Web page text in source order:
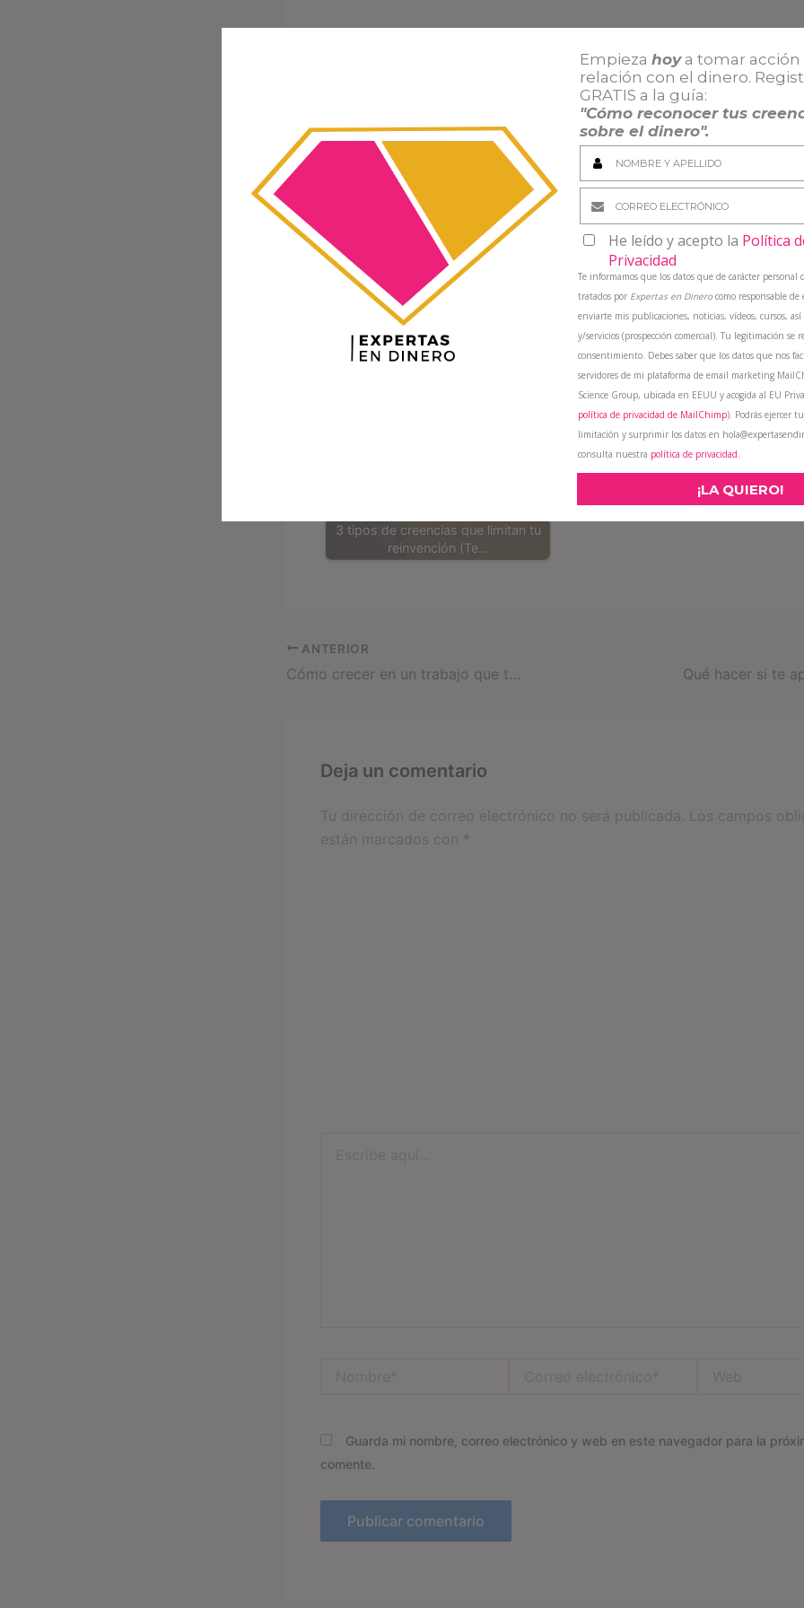
Cómo salir de la zona de confort en
el trabajo
¿Querés salir de tu zona de confort
laboral?: Te…
3 tipos de creencias que limitan tu
reinvención (Te…
ANTERIOR
Cómo crecer en un trabajo que te apasiona
Deja un comentario
Tu dirección de correo electrónico no será publicada. Los campos
están marcados con *
Guarda mi nombre, correo electrónico y web en este navegador para la
comente.
Empieza hoya tomar acción
relación con el dinero.
GRATIS a la guía:
"Cómo reconocer tus
sobre el dinero".
¡LA QUIERO!
He leído y acepto la Política
Privacidad
Te informamos que los datos que de carácter personal
tratados por Expertas en Dinerocomo responsable de
enviarte mis publicaciones, noticias, vídeos, cursos,
y/servicios (prospección comercial). Tu legitimación se
consentimiento. Debes saber que los datos que nos
servidores de mi plataforma de email marketing
Science Group, ubicada en EEUU y acogida al EU
política de privacidad de MailChimp). Podrás ejercer
limitación y surprimir los datos en
consulta nuestra política de privacidad.